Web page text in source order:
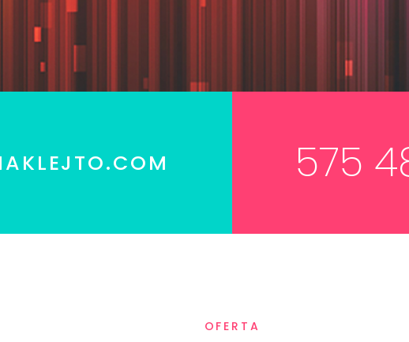
575
OFERTA